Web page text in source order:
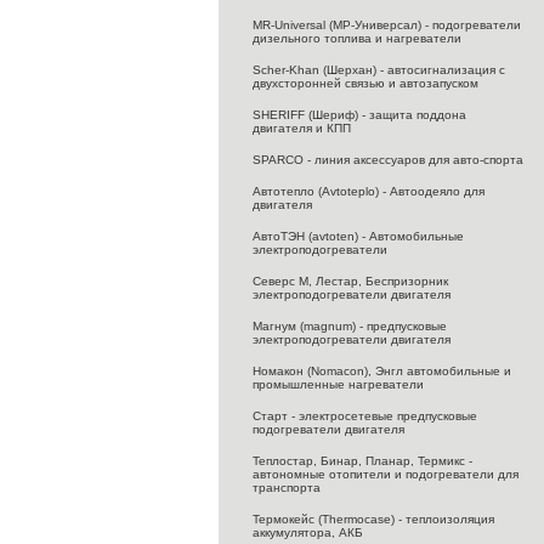
MR-Universal (МР-Универсал) - подогреватели
дизельного топлива и нагреватели
Scher-Khan (Шерхан) - автосигнализация с
двухсторонней связью и автозапуском
SHERIFF (Шериф) - защита поддона
двигателя и КПП
SPARCO - линия аксессуаров для авто-спорта
Автотепло (Avtoteplo) - Автоодеяло для
двигателя
АвтоТЭН (avtoten) - Автомобильные
электроподогреватели
Северс M, Лестар, Беспризорник
электроподогреватели двигателя
Магнум (magnum) - предпусковые
электроподогреватели двигателя
Номакон (Nomacon), Энгл автомобильные и
промышленные нагреватели
Старт - электросетевые предпусковые
подогреватели двигателя
Теплостар, Бинар, Планар, Термикс -
автономные отопители и подогреватели для
транспорта
Термокейс (Thermocase) - теплоизоляция
аккумулятора, АКБ